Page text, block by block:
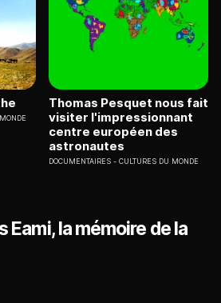
Thomas Pesquet nous fait
visiter l'impressionnant
centre européen des
astronautes
DOCUMENTAIRES CULTURES DU MONDE
la mémoire de la